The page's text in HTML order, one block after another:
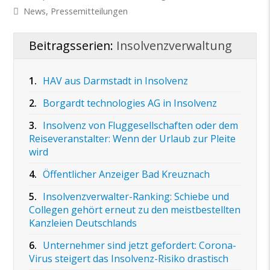
News, Pressemitteilungen
Beitragsserien: Insolvenzverwaltung
1. HAV aus Darmstadt in Insolvenz
2. Borgardt technologies AG in Insolvenz
3. Insolvenz von Fluggesellschaften oder dem
Reiseveranstalter: Wenn der Urlaub zur Pleite
wird
4. Öffentlicher Anzeiger Bad Kreuznach
5. Insolvenzverwalter-Ranking: Schiebe und
Collegen gehört erneut zu den meistbestellten
Kanzleien Deutschlands
6. Unternehmer sind jetzt gefordert: Corona-
Virus steigert das Insolvenz-Risiko drastisch